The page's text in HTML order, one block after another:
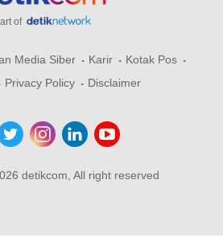
of
Media Siber Karir
Kotak Pos
Privacy Policy Disclaimer
detikcom, All right reserved